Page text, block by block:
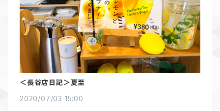
＜長谷店日記＞夏至
2020/07/03 15:00